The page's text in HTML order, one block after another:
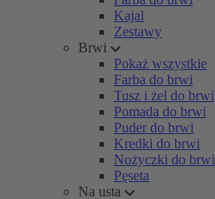
Kajal
Zestawy
Brwi
Pokaż wszystkie
Farba do brwi
Tusz i żel do brwi
Pomada do brwi
Puder do brwi
Kredki do brwi
Nożyczki do brwi
Pęseta
Na usta